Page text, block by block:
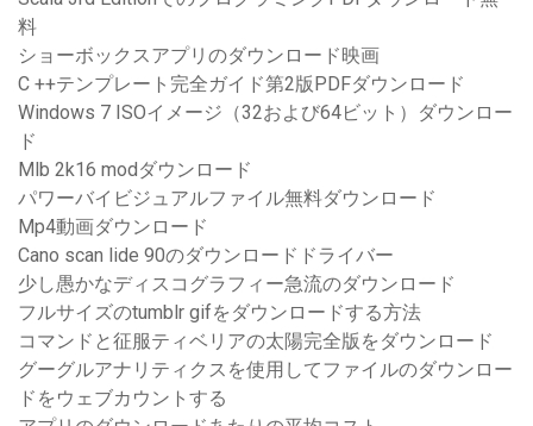
料
ショーボックスアプリのダウンロード映画
C ++テンプレート完全ガイド第2版PDFダウンロード
Windows 7 ISOイメージ（32および64ビット）ダウンロー
ド
Mlb 2k16 modダウンロード
パワーバイビジュアルファイル無料ダウンロード
Mp4動画ダウンロード
Cano scan lide 90のダウンロードドライバー
少し愚かなディスコグラフィー急流のダウンロード
フルサイズのtumblr gifをダウンロードする方法
コマンドと征服ティベリアの太陽完全版をダウンロード
グーグルアナリティクスを使用してファイルのダウンロー
ドをウェブカウントする